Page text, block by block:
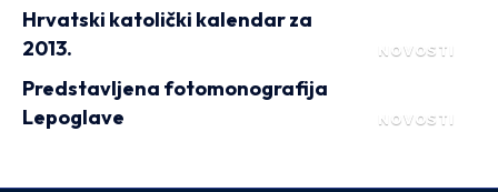
NOVOSTI
Hrvatski katolički kalendar za
2013.
NOVOSTI
Predstavljena fotomonografija
Lepoglave